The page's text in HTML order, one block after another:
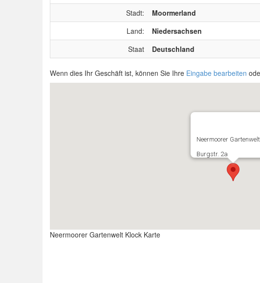
Stadt:
Moormerland
Land:
Niedersachsen
Staat
Deutschland
Wenn dies Ihr Geschäft ist, können Sie Ihre Eingabe bearbeiten
Neermoorer
Burgstr. 2a
Neermoorer Gartenwelt Klock Karte